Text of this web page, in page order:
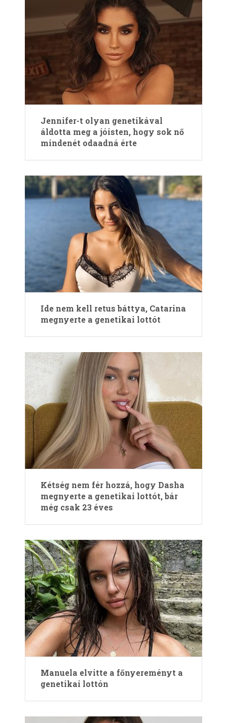
Jennifer-t olyan genetikával
áldotta meg a jóisten, hogy sok nő
mindenét odaadná érte
Ide nem kell retus báttya, Catarina
megnyerte a genetikai lottót
Kétség nem fér hozzá, hogy Dasha
megnyerte a genetikai lottót, bár
még csak 23 éves
Manuela elvitte a főnyereményt a
genetikai lottón